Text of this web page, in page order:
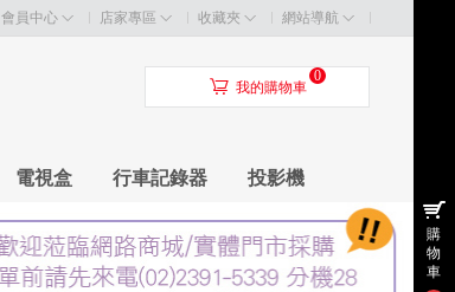
會員中心 店家專區 收藏夾 網站導航
󰃦 我的購物車
0
電視盒 行車記錄器 投影機
購
物
車